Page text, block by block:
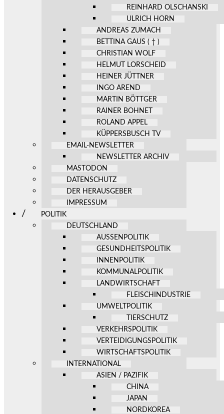
REINHARD OLSCHANSKI
ULRICH HORN
ANDREAS ZUMACH
BETTINA GAUS ( † )
CHRISTIAN WOLF
HELMUT LORSCHEID
HEINER JÜTTNER
INGO AREND
MARTIN BÖTTGER
RAINER BOHNET
ROLAND APPEL
KÜPPERSBUSCH TV
EMAIL-NEWSLETTER
NEWSLETTER ARCHIV
MASTODON
DATENSCHUTZ
DER HERAUSGEBER
IMPRESSUM
POLITIK
DEUTSCHLAND
AUSSENPOLITIK
GESUNDHEITSPOLITIK
INNENPOLITIK
KOMMUNALPOLITIK
LANDWIRTSCHAFT
FLEISCHINDUSTRIE
UMWELTPOLITIK
TIERSCHUTZ
VERKEHRSPOLITIK
VERTEIDIGUNGSPOLITIK
WIRTSCHAFTSPOLITIK
INTERNATIONAL
ASIEN / PAZIFIK
CHINA
JAPAN
NORDKOREA